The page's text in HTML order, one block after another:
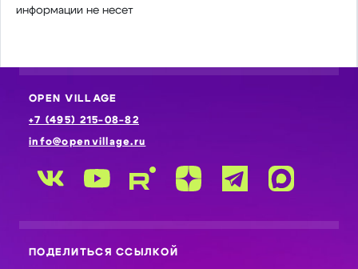
информации не несет
OPEN VILLAGE
+7 (495) 215-08-82
info@openvillage.ru
ПОДЕЛИТЬСЯ ССЫЛКОЙ